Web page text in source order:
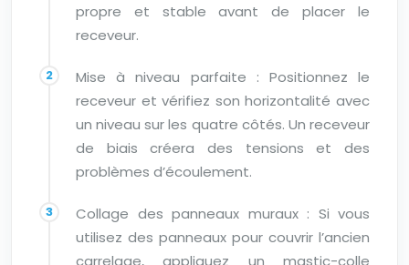
propre et stable avant de placer le
receveur.
Mise à niveau parfaite : Positionnez le
receveur et vérifiez son horizontalité avec
un niveau sur les quatre côtés. Un receveur
de biais créera des tensions et des
problèmes d’écoulement.
Collage des panneaux muraux : Si vous
utilisez des panneaux pour couvrir l’ancien
carrelage, appliquez un mastic-colle